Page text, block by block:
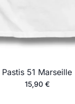
Pastis 51 Marseille
15,90 €